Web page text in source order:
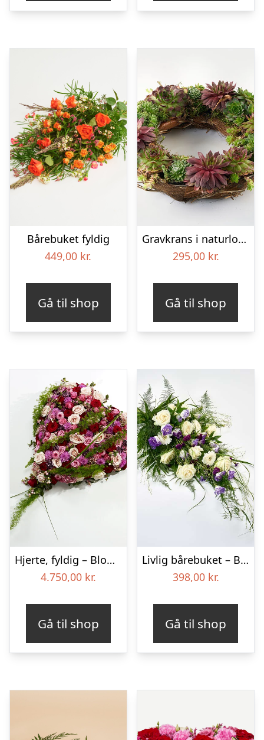
Bårebuket fyldig
449,00 kr.
Gå til shop
Gravkrans i naturlook – Blomster til begravelse
295,00 kr.
Gå til shop
Hjerte, fyldig – Blomster til begravelse
4.750,00 kr.
Gå til shop
Livlig bårebuket – Blomster til begravelse
398,00 kr.
Gå til shop